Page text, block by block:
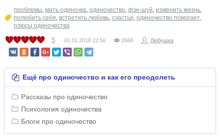
проблемы, мать-одиночка, одиночество, фэн-шуй, изменить жизнь,
полюбить себя, встретить любовь, счастье, одиночество помогает,
плюсы одиночества
5 01.01.2018 22:56 2668 Любушка
Ещё про одиночество и как его преодолеть
Рассказы про одиночество
Психология одиночества
Блоги про одиночество